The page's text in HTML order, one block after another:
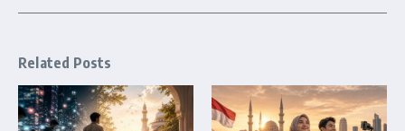
Related Posts